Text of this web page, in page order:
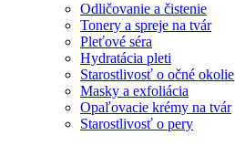
Odličovanie a čistenie
Tonery a spreje na tvár
Pleťové séra
Hydratácia pleti
Starostlivosť o očné okolie
Masky a exfoliácia
Opaľovacie krémy na tvár
Starostlivosť o pery